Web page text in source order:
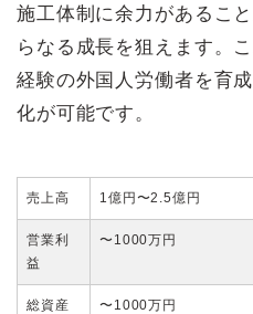
施工体制に余力があるこ
らなる成長を狙えます。
経験の外国人労働者を育
化が可能です。
売上高 1億円〜2.5億円
営業利
益
〜1000万円
総資産
〜1000万円